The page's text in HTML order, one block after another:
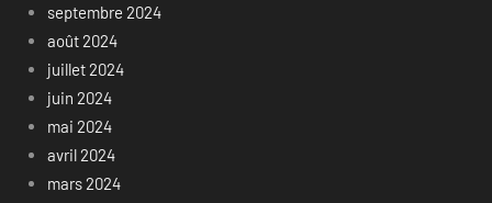
septembre 2024
août 2024
juillet 2024
juin 2024
mai 2024
avril 2024
mars 2024